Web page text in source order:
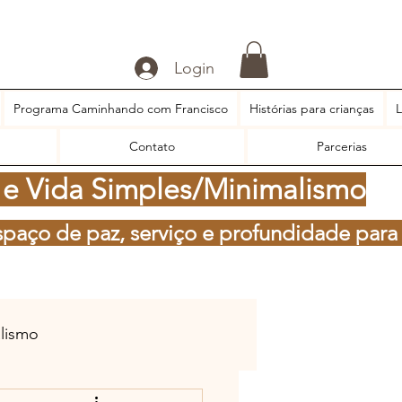
Login
Programa Caminhando com Francisco Histórias para crianças
Contato Parcerias
Vida Simples/Minimalismo
de paz, serviço e profundidade para